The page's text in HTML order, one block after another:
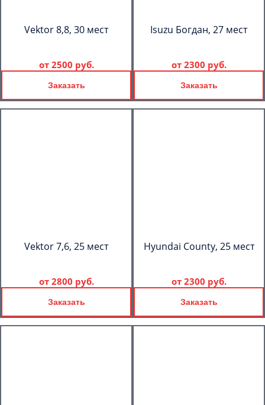
Vektor 8,8, 30 мест
от 2500 руб.
Заказать
Isuzu Богдан, 27 мест
от 2300 руб.
Заказать
Vektor 7,6, 25 мест
от 2800 руб.
Заказать
Hyundai County, 25 мест
от 2300 руб.
Заказать